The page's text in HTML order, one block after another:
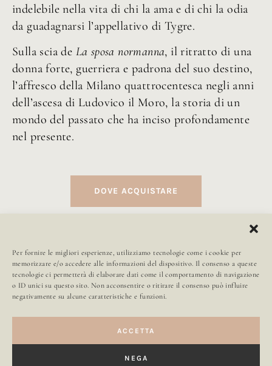
Per fornire le migliori esperienze, utilizziamo tecnologie come i cookie per
memorizzare e/o accedere alle informazioni del dispositivo. Il consenso a queste
tecnologie ci permetterà di elaborare dati come il comportamento di navigazione
o ID unici su questo sito. Non acconsentire o ritirare il consenso può influire
negativamente su alcune caratteristiche e funzioni.
ACCETTA
NEGA
indelebile nella vita di chi la ama e di chi la odia
da guadagnarsi l’appellativo di Tygre.
Sulla scia de La sposa normanna, il ritratto di una
donna forte, guerriera e padrona del suo destino,
l’affresco della Milano quattrocentesca negli anni
dell’ascesa di Ludovico il Moro, la storia di un
mondo del passato che ha inciso profondamente
nel presente.
DOVE ACQUISTARE
Carla Maria Russo